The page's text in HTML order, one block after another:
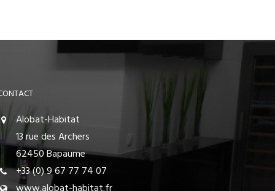
Alobat-Habitat
13 rue des Archers
62450 Bapaume
+33 (0) 9 67 77 74 07